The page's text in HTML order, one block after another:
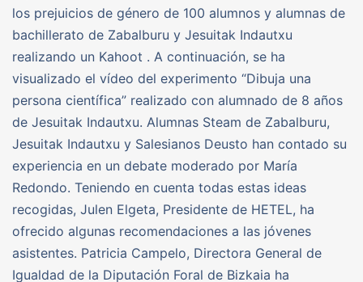
los prejuicios de género de 100 alumnos y alumnas de
bachillerato de Zabalburu y Jesuitak Indautxu
realizando un Kahoot . A continuación, se ha
visualizado el vídeo del experimento “Dibuja una
persona científica” realizado con alumnado de 8 años
de Jesuitak Indautxu. Alumnas Steam de Zabalburu,
Jesuitak Indautxu y Salesianos Deusto han contado su
experiencia en un debate moderado por María
Redondo. Teniendo en cuenta todas estas ideas
recogidas, Julen Elgeta, Presidente de HETEL, ha
ofrecido algunas recomendaciones a las jóvenes
asistentes. Patricia Campelo, Directora General de
Igualdad de la Diputación Foral de Bizkaia ha